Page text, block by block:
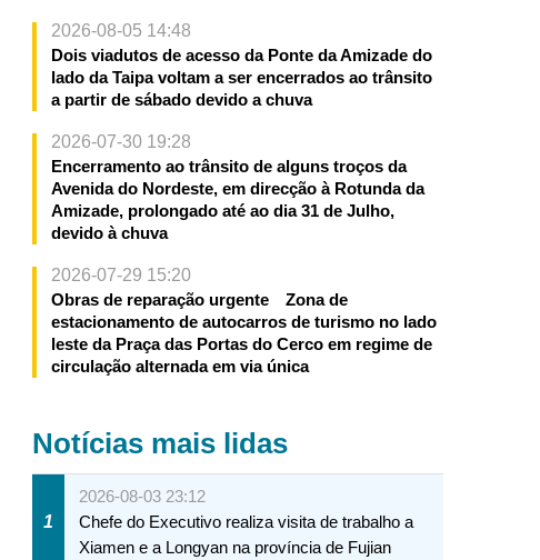
2026-08-05 14:48
Dois viadutos de acesso da Ponte da Amizade do
lado da Taipa voltam a ser encerrados ao trânsito
a partir de sábado devido a chuva
2026-07-30 19:28
Encerramento ao trânsito de alguns troços da
Avenida do Nordeste, em direcção à Rotunda da
Amizade, prolongado até ao dia 31 de Julho,
devido à chuva
2026-07-29 15:20
Obras de reparação urgente Zona de
estacionamento de autocarros de turismo no lado
leste da Praça das Portas do Cerco em regime de
circulação alternada em via única
Notícias mais lidas
1
2026-08-03 23:12
Chefe do Executivo realiza visita de trabalho a
Xiamen e a Longyan na província de Fujian